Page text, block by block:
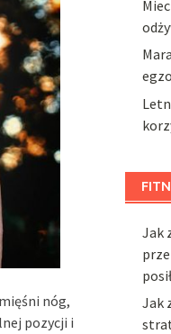
nóg,
pozycji i
Jak
Jak